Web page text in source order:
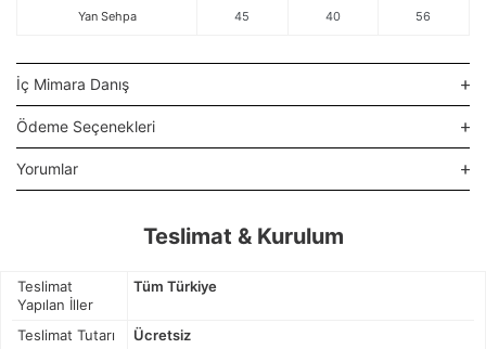
Yan Sehpa 45 40 56
İç Mimara Danış
Ödeme Seçenekleri
Yorumlar
Teslimat & Kurulum
Teslimat
Yapılan İller
Tüm Türkiye
Teslimat Tutarı
Ücretsiz